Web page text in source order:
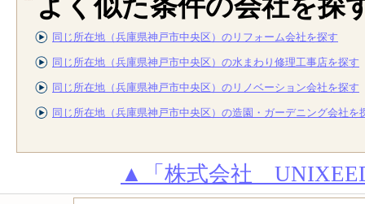
同じ所在地（兵庫県神戸市中央区）のリフォーム会社を探す
同じ所在地（兵庫県神戸市中央区）の水まわり修理工事店を探す
同じ所在地（兵庫県神戸市中央区）のリノベーション会社を探す
同じ所在地（兵庫県神戸市中央区）の造園・ガーデニング会社を
▲「株式会社